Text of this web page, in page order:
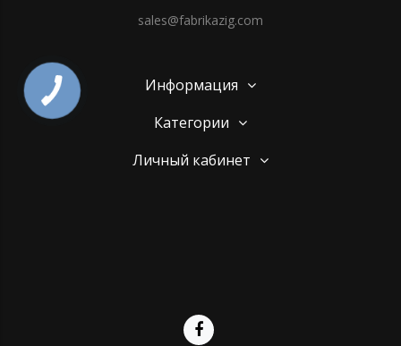
sales@fabrikazig.com
Информация
Категории
Личный кабинет